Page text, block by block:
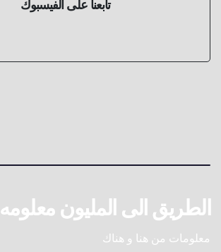
تابعنا على الفيسبوك
الطريق الى المليون معلومه
معلومات من هنا و هناك